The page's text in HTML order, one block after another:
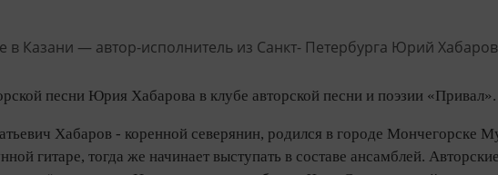
песни Юрия Хабарова в клубе авторской песни и поэзии «Привал».
Хабаров - коренной северянин, родился в городе Мончегорске
гитаре, тогда же начинает выступать в составе ансамблей.